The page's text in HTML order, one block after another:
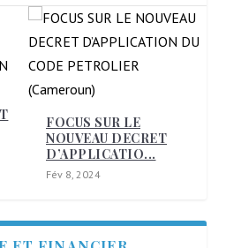
L’ESSOR DE LA
FINANCE ISLAMIQUE
Fév 8, 2024